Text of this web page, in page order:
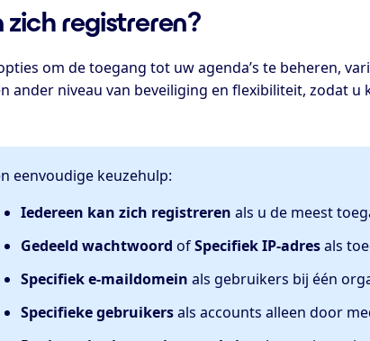
zich registreren?
om de toegang tot uw agenda’s te beheren,
ander niveau van beveiliging en flexibiliteit, zodat
eenvoudige keuzehulp:
Iedereen kan zich registreren als u de meest
Gedeeld wachtwoord ofSpecifiek IP-adresals
Specifiek e-maildomein als gebruikers bij één
Specifieke gebruikersals accounts alleen door